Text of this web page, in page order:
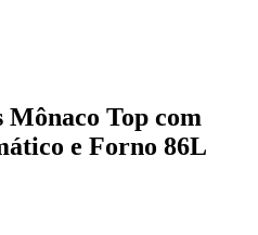
Mônaco Top com
e Forno 86L